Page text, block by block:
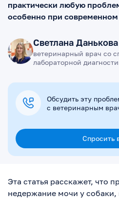
практически любую
особенно при
Светлана Данькова
ветеринарный врач со
лабораторной
Обсудить эту
с ветеринарным
Спросить
Эта статья расскажет, что
недержание мочи у